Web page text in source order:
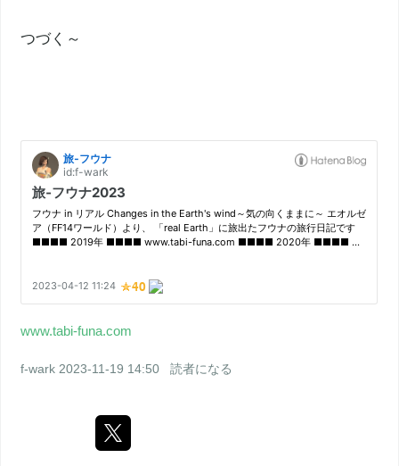
つづく～
www.tabi-funa.com
f-wark 2023-11-19 14:50 読者になる